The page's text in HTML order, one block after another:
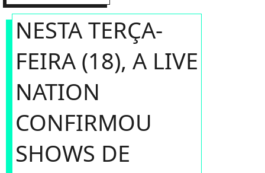
NESTA TERÇA-
FEIRA (18), A LIVE
NATION
CONFIRMOU
SHOWS DE